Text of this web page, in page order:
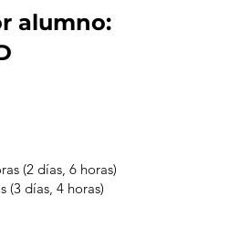
alumno:
(2 días, 6 horas)
(3 días, 4 horas)